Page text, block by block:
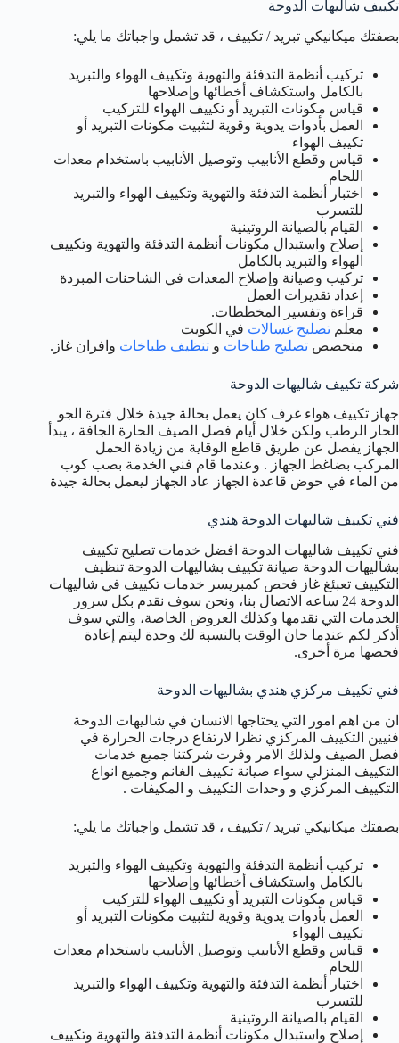
تكييف شاليهات الدوحة
بصفتك ميكانيكي تبريد / تكييف ، قد تشمل واجباتك ما يلي:
تركيب أنظمة التدفئة والتهوية وتكييف الهواء والتبريد
بالكامل واستكشاف أخطائها وإصلاحها
قياس مكونات التبريد أو تكييف الهواء للتركيب
العمل بأدوات يدوية وقوية لتثبيت مكونات التبريد أو
تكييف الهواء
قياس وقطع الأنابيب وتوصيل الأنابيب باستخدام معدات
اللحام
اختبار أنظمة التدفئة والتهوية وتكييف الهواء والتبريد
للتسرب
القيام بالصيانة الروتينية
إصلاح واستبدال مكونات أنظمة التدفئة والتهوية وتكييف
الهواء والتبريد بالكامل
تركيب وصيانة وإصلاح المعدات في الشاحنات المبردة
إعداد تقديرات العمل
قراءة وتفسير المخططات.
معلم تصليح غسالات في الكويت
متخصص تصليح طباخات و تنظيف طباخات وافران غاز.
شركة تكييف شاليهات الدوحة
جهاز تكييف هواء غرف كان يعمل بحالة جيدة خلال فترة الجو
الحار الرطب ولكن خلال أيام فصل الصيف الحارة الجافة ، يبدأ
الجهاز يفصل عن طريق قاطع الوقاية من زيادة الحمل
المركب بضاغط الجهاز . وعندما قام فني الخدمة بصب كوب
من الماء في حوض قاعدة الجهاز عاد الجهاز ليعمل بحالة جيدة
فني تكييف شاليهات الدوحة هندي
فني تكييف شاليهات الدوحة افضل خدمات تصليح تكييف
بشاليهات الدوحة صيانة تكييف بشاليهات الدوحة تنظيف
التكييف تعبئغ غاز فحص كمبريسر خدمات تكييف في شاليهات
الدوحة 24 ساعه الاتصال بنا، ونحن سوف نقدم بكل سرور
الخدمات التي نقدمها وكذلك العروض الخاصة، والتي سوف
أذكر لكم عندما حان الوقت بالنسبة لك وحدة ليتم إعادة
فحصها مرة أخرى.
فني تكييف مركزي هندي بشاليهات الدوحة
ان من اهم امور التي يحتاجها الانسان في شاليهات الدوحة
فنيين التكييف المركزي نظرا لارتفاع درجات الحرارة في
فصل الصيف ولذلك الامر وفرت شركتنا جميع خدمات
التكييف المنزلي سواء صيانة تكييف الغانم وجميع انواع
التكييف المركزي و وحدات التكييف و المكيفات .
بصفتك ميكانيكي تبريد / تكييف ، قد تشمل واجباتك ما يلي:
تركيب أنظمة التدفئة والتهوية وتكييف الهواء والتبريد
بالكامل واستكشاف أخطائها وإصلاحها
قياس مكونات التبريد أو تكييف الهواء للتركيب
العمل بأدوات يدوية وقوية لتثبيت مكونات التبريد أو
تكييف الهواء
قياس وقطع الأنابيب وتوصيل الأنابيب باستخدام معدات
اللحام
اختبار أنظمة التدفئة والتهوية وتكييف الهواء والتبريد
للتسرب
القيام بالصيانة الروتينية
إصلاح واستبدال مكونات أنظمة التدفئة والتهوية وتكييف